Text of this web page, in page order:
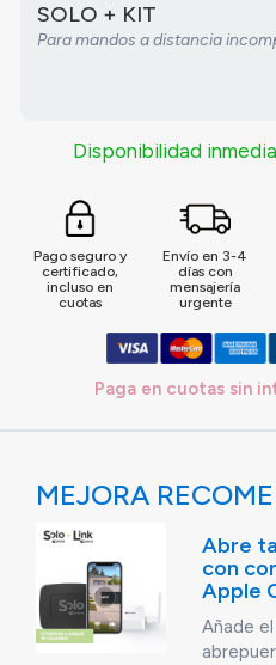
SOLO + KIT
Para mandos a distancia
Disponibilidad
Pago seguro y
certificado,
incluso en
cuotas
Envío en 3-4
días con
mensajería
urgente
Paga en cuotas sin
MEJORA
Abre
con
Apple
Añade